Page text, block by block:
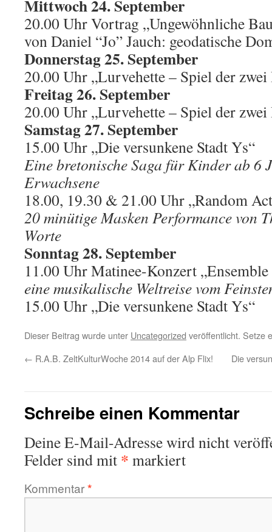
Mittwoch 24. September
20.00 Uhr Vortrag „Ungewöhnliche
von Daniel “Jo” Jauch: geodatische
Donnerstag 25. September
20.00 Uhr „Lurvehette – Spiel der
Freitag 26. September
20.00 Uhr „Lurvehette – Spiel der
Samstag 27. September
15.00 Uhr „Die versunkene Stadt Ys“
Eine bretonische Saga für Kinder ab 6
Erwachsene
18.00, 19.30 & 21.00 Uhr „Random
20 minütige Masken Performance von
Worte
Sonntag 28. September
11.00 Uhr Matinee-Konzert
eine musikalische Weltreise vom
15.00 Uhr „Die versunkene Stadt Ys“
Dieser Beitrag wurde unter Uncategorized veröffentlicht. Setze
← R.A.B. ZeltKulturWoche 2014 auf der Alp Flix! Die
Schreibe einen Kommentar
Deine E-Mail-Adresse wird nicht
Felder sind mit * markiert
Kommentar*